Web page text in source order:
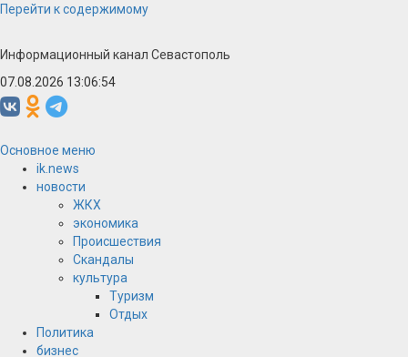
Перейти к содержимому
Информационный канал Севастополь
07.08.2026 13:06:55
Основное меню
ik.news
новости
ЖКХ
экономика
Происшествия
Скандалы
культура
Туризм
Отдых
Политика
бизнес